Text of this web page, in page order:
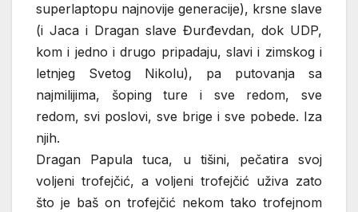
superlaptopu najnovije generacije), krsne slave
(i Jaca i Dragan slave Đurđevdan, dok UDP,
kom i jedno i drugo pripadaju, slavi i zimskog i
letnjeg Svetog Nikolu), pa putovanja sa
najmilijima, šoping ture i sve redom, sve
redom, svi poslovi, sve brige i sve pobede. Iza
njih.
Dragan Papula tuca, u tišini, pečatira svoj
voljeni trofejčić, a voljeni trofejčić uživa zato
što je baš on trofejčić nekom tako trofejnom